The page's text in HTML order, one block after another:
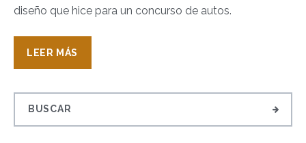
diseño que hice para un concurso de autos.
LEER MÁS